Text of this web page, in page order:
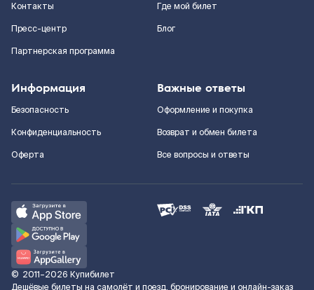
Контакты
Пресс-центр
Партнерская программа
Где мой билет
Блог
Информация
Безопасность
Конфиденциальность
Оферта
Важные ответы
Оформление и покупка
Возврат и обмен билета
Все вопросы и ответы
© 2011–2026 Купибилет
Дешёвые билеты на самолёт и поезд, бронирование и онлайн-заказ